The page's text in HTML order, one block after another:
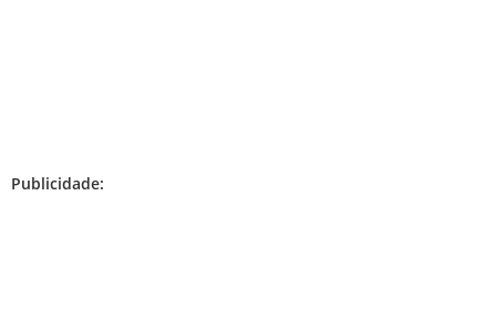
Publicidade: